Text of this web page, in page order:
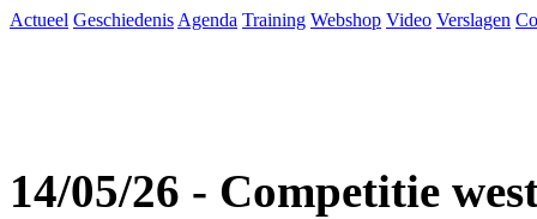
Actueel Geschiedenis Agenda Training Webshop Video Verslagen
14/05/26 - Competitie